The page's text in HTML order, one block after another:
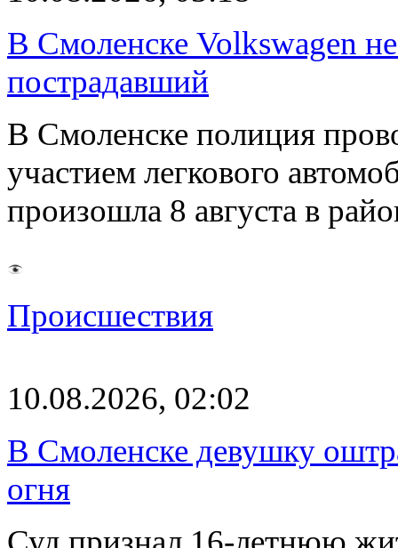
В Смоленске Volkswagen
пострадавший
В Смоленске полиция
участием легкового
произошла 8 августа в
Происшествия
10.08.2026, 02:02
В Смоленске девушку
огня